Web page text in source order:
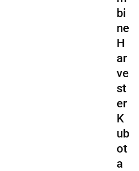
bi
ne
H
ar
ve
st
er
K
ub
ot
a